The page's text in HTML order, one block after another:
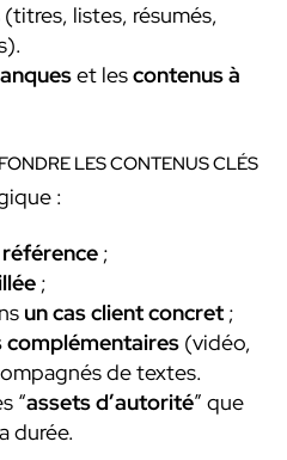
listes, résumés,
et lescontenus à
LES CONTENUS CLÉS
:
;
;
un cas client concret ;
(vidéo,
de textes.
“assets d’autorité” que
durée.